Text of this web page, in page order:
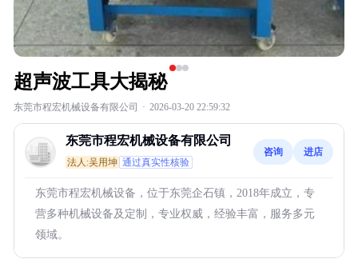
超声波工具大揭秘
东莞市程宏机械设备有限公司 · 2026-03-20 22:59:32
东莞市程宏机械设备有限公司
法人:吴用坤 通过真实性核验
咨询 进店
东莞市程宏机械设备，位于东莞企石镇，2018年成立，专
营多种机械设备及定制，专业权威，经验丰富，服务多元
领域。